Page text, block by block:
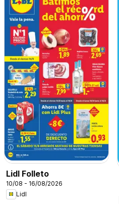
Lidl Folleto
10/08 - 16/08/2026
Lidl